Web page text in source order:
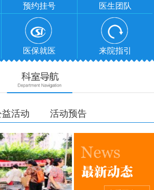
预约挂号 医生团队
医保就医 来院指引
益活动 活动预告